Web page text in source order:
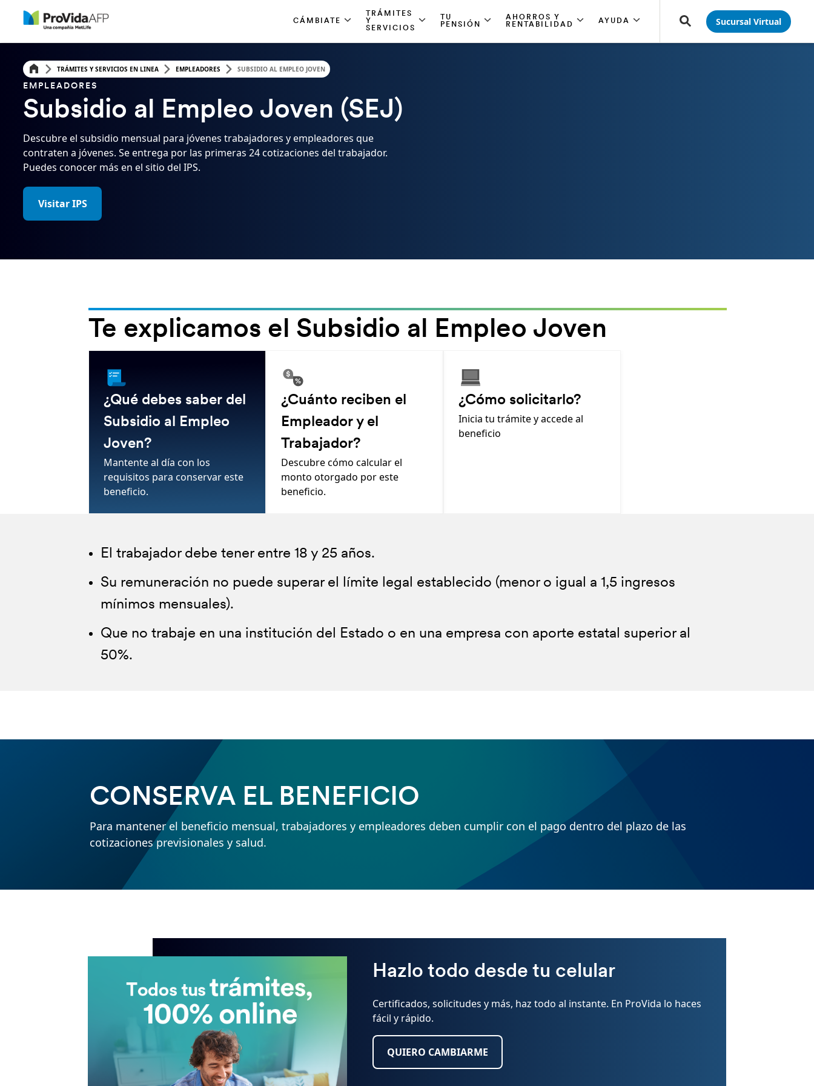
CÁMBIATE
TRÁMITES
Y
SERVICIOS
TU
PENSIÓN
AHORROS Y
RENTABILIDAD
AYUDA Sucursal Virtual
TRÁMITES Y SERVICIOS EN LINEA EMPLEADORES SUBSIDIO AL EMPLEO JOVEN
EMPLEADORES
Subsidio al Empleo Joven (SEJ)
Descubre el subsidio mensual para jóvenes trabajadores y empleadores que
contraten a jóvenes. Se entrega por las primeras 24 cotizaciones del trabajador.
Puedes conocer más en el sitio del IPS.
Visitar IPS
Te explicamos el Subsidio al Empleo Joven
¿Qué debes saber del
Subsidio al Empleo
Joven?
Mantente al día con los
requisitos para conservar este
beneficio.
¿Cuánto reciben el
Empleador y el
Trabajador?
Descubre cómo calcular el
monto otorgado por este
beneficio.
-
¿Cómo solicitarlo?
Inicia tu trámite y accede al
beneficio
El trabajador debe tener entre 18 y 25 años.
Su remuneración no puede superar el límite legal establecido (menor o igual a 1,5 ingresos
mínimos mensuales).
Que no trabaje en una institución del Estado o en una empresa con aporte estatal superior al
50%.
CONSERVA EL BENEFICIO
Para mantener el beneficio mensual, trabajadores y empleadores deben cumplir con el pago dentro del plazo de las
cotizaciones previsionales y salud.
Hazlo todo desde tu celular
Certificados, solicitudes y más, haz todo al instante. En ProVida lo haces
fácil y rápido.
QUIERO CAMBIARME